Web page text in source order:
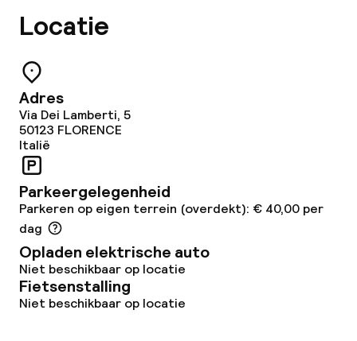
Vegetarische opties
Faciliteiten en diensten voor kinderen
Babysitservice
Schoonmaakvoorzieningen
Wasservice
Locatie
Adres
Via Dei Lamberti, 5
50123 FLORENCE
Italië
Parkeergelegenheid
Parkeren op eigen terrein (overdekt): € 40,00 per
dag
Opladen elektrische auto
Niet beschikbaar op locatie
Fietsenstalling
Niet beschikbaar op locatie